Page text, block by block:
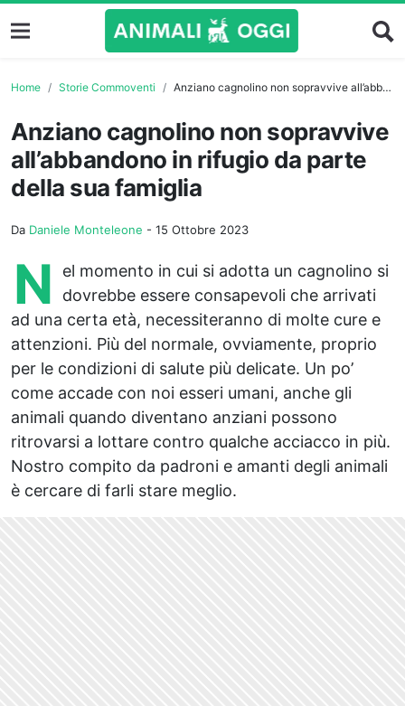
Home Storie Commoventi Anziano cagnolino non sopravvive all’abbandono in rifugio da parte della sua famiglia
Anziano cagnolino non sopravvive
all’abbandono in rifugio da parte
della sua famiglia
Da Daniele Monteleone - 15 Ottobre 2023
N
el momento in cui si adotta un cagnolino si
dovrebbe essere consapevoli che arrivati
ad una certa età, necessiteranno di molte cure e
attenzioni. Più del normale, ovviamente, proprio
per le condizioni di salute più delicate. Un po’
come accade con noi esseri umani, anche gli
animali quando diventano anziani possono
ritrovarsi a lottare contro qualche acciacco in più.
Nostro compito da padroni e amanti degli animali
è cercare di farli stare meglio.